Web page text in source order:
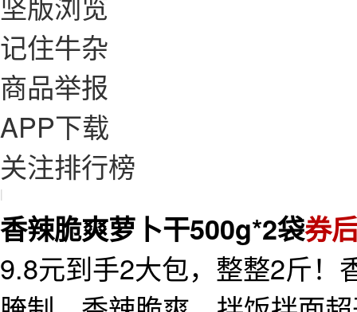
记住牛杂
商品举报
APP下载
关注排行榜
|
香辣脆爽萝卜干500g*2袋券
9.8元到手2大包，整整2斤！